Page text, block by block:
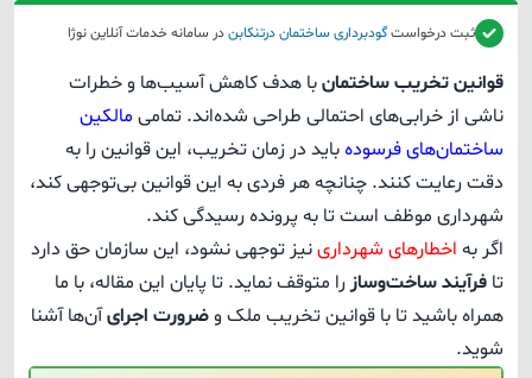
ثبت درخواستگودبرداری ساختماندرتنکابندر سامانه خدمات آنلاین نوژا
قوانین تخریب ساختمانبا هدف کاهش آسیب‌ها و خطرات
ناشی از خرابی‌های احتمالی طراحی شده‌اند. تمامی مالکین
ساختمان‌های فرسودهباید در زمان تخریب، این قوانین را به
دقت رعایت کنند. چنانچه هر فردی به این قوانین بی‌توجهی کند،
شهرداری موظف است تا به پرونده رسیدگی کند.
اگر به اخطارهای شهردارینیز توجهی نشود، این سازمان حق دارد
تا فرآیند ساخت‌وسازرا متوقف نماید. تا پایان این مقاله، با ما
همراه باشید تا با قوانین تخریب ملک وضرورت اجرایآن‌ها آشنا
شوید.